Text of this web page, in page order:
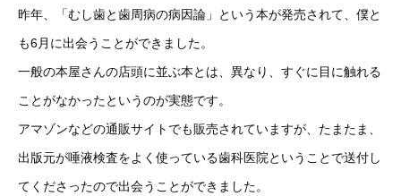
昨年、「むし歯と歯周病の病因論」という本が発売されて、僕と
も6月に出会うことができました。
一般の本屋さんの店頭に並ぶ本とは、異なり、すぐに目に触れる
ことがなかったというのが実態です。
アマゾンなどの通販サイトでも販売されていますが、たまたま、
出版元が唾液検査をよく使っている歯科医院ということで送付し
てくださったので出会うことができました。